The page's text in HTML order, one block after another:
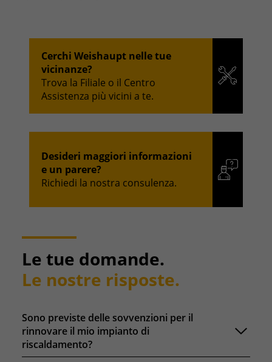
Cerchi Weishaupt nelle tue
vicinanze?
Trova la Filiale o il Centro
Assistenza più vicini a te.
Desideri maggiori informazioni
e un parere?
Richiedi la nostra consulenza.
Le tue domande.
Le nostre risposte.
Sono previste delle sovvenzioni per il
rinnovare il mio impianto di
riscaldamento?